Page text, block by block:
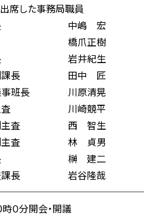
席した事務局職員
長 中嶋 宏
橋爪正樹
長 岩井紀生
副課長 田中 匠
事班長 川原清晃
主査 川崎競平
副主査 西 智生
副主査 林 貞男
長 榊 建二
課長 岩谷隆哉
分開会・開議